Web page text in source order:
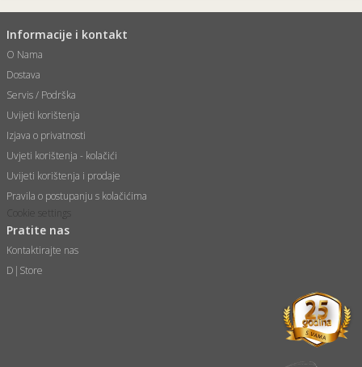
Informacije i kontakt
O Nama
Dostava
Servis / Podrška
Uvijeti korištenja
Izjava o privatnosti
Uvjeti korištenja - kolačići
Uvijeti korištenja i prodaje
Pravila o postupanju s kolačićima
Cookie settings
Pratite nas
Kontaktirajte nas
D|Store